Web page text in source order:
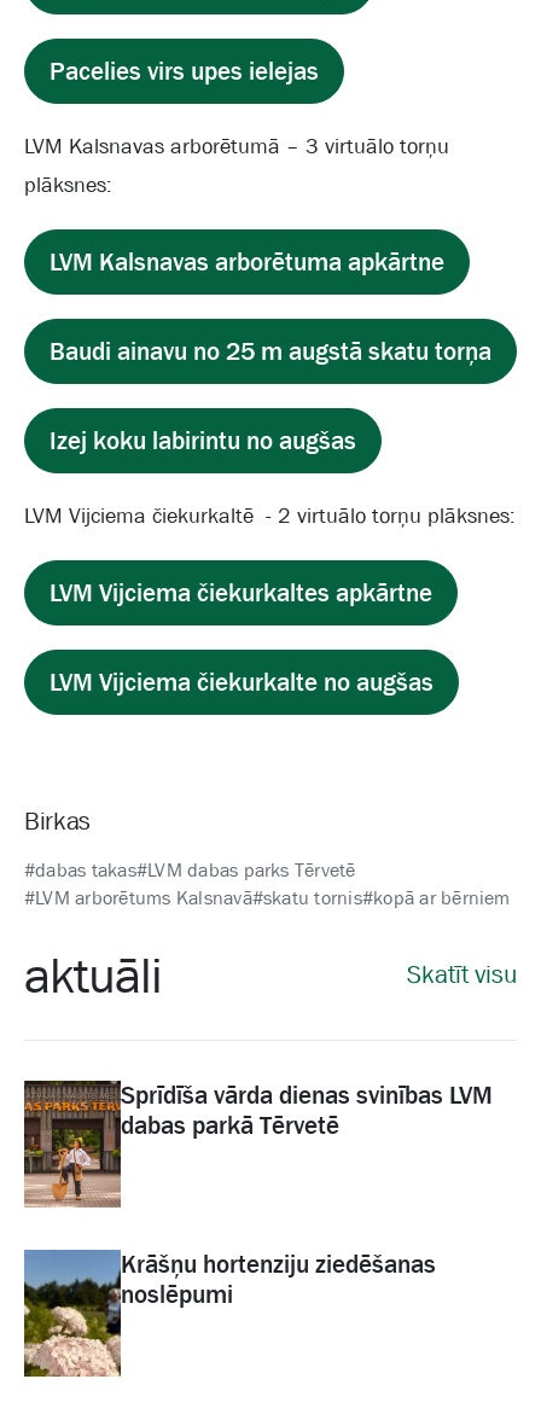
Pacelies virs upes ielejas
LVM Kalsnavas arborētumā – 3 virtuālo torņu
plāksnes:
LVM Kalsnavas arborētuma apkārtne
Baudi ainavu no 25 m augstā skatu torņa
Izej koku labirintu no augšas
LVM Vijciema čiekurkaltē - 2 virtuālo torņu plāksnes:
LVM Vijciema čiekurkaltes apkārtne
LVM Vijciema čiekurkalte no augšas
Birkas
#dabas takas#LVM dabas parks Tērvetē
#LVM arborētums Kalsnavā#skatu tornis#kopā ar bērniem
aktuāli Skatīt visu
Sprīdīša vārda dienas svinības LVM
dabas parkā Tērvetē
Krāšņu hortenziju ziedēšanas
noslēpumi